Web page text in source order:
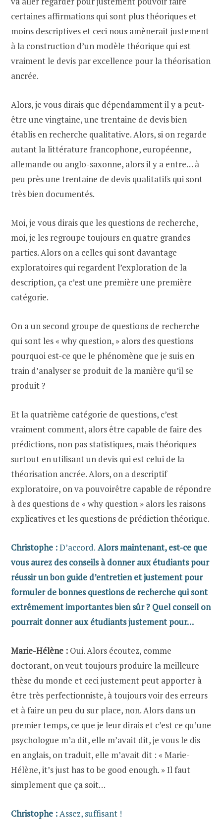
certaines affirmations qui sont plus théoriques et
moins descriptives et ceci nous amènerait justement
à la construction d’un modèle théorique qui est
vraiment le devis par excellence pour la théorisation
ancrée.
Alors, je vous dirais que dépendamment il y a peut-
être une vingtaine, une trentaine de devis bien
établis en recherche qualitative. Alors, si on regarde
autant la littérature francophone, européenne,
allemande ou anglo-saxonne, alors il y a entre… à
peu près une trentaine de devis qualitatifs qui sont
très bien documentés.
Moi, je vous dirais que les questions de recherche,
moi, je les regroupe toujours en quatre grandes
parties. Alors on a celles qui sont davantage
exploratoires qui regardent l’exploration de la
description, ça c’est une première une première
catégorie.
On a un second groupe de questions de recherche
qui sont les « why question, » alors des questions
pourquoi est-ce que le phénomène que je suis en
train d’analyser se produit de la manière qu’il se
produit ?
Et la quatrième catégorie de questions, c’est
vraiment comment, alors être capable de faire des
prédictions, non pas statistiques, mais théoriques
surtout en utilisant un devis qui est celui de la
théorisation ancrée. Alors, on a descriptif
exploratoire, on va pouvoirêtre capable de répondre
à des questions de « why question » alors les raisons
explicatives et les questions de prédiction théorique.
Christophe :D’accord. Alors maintenant, est-ce que
vous aurez des conseils à donner aux étudiants pour
réussir un bon guide d’entretien et justement pour
formuler de bonnes questions de recherche qui sont
extrêmement importantes bien sûr ? Quel conseil on
pourrait donner aux étudiants justement pour…
Marie-Hélène : Oui. Alors écoutez, comme
doctorant, on veut toujours produire la meilleure
thèse du monde et ceci justement peut apporter à
être très perfectionniste, à toujours voir des erreurs
et à faire un peu du sur place, non. Alors dans un
premier temps, ce que je leur dirais et c’est ce qu’une
psychologue m’a dit, elle m’avait dit, je vous le dis
en anglais, on traduit, elle m’avait dit : « Marie-
Hélène, it’s just has to be good enough. » Il faut
simplement que ça soit…
Christophe :Assez, suffisant !